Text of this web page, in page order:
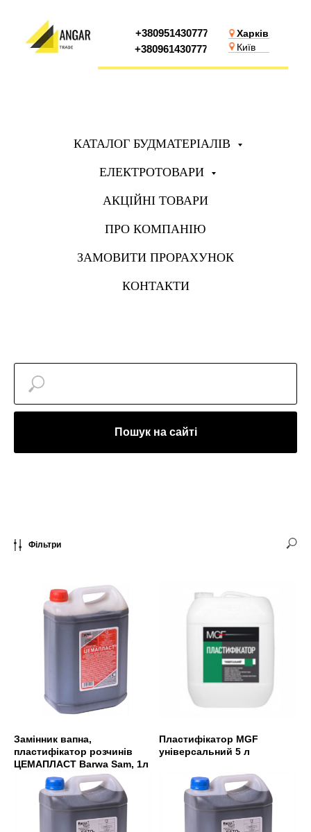
+380961430777
+380951430777
Харків
Київ
КАТАЛОГ БУДМАТЕРІАЛІВ
ЕЛЕКТРОТОВАРИ
АКЦІЙНІ ТОВАРИ
ПРО КОМПАНІЮ
ЗАМОВИТИ ПРОРАХУНОК
КОНТАКТИ
Пошук на сайті
Фільтри
Замінник вапна,
пластифікатор розчинів
ЦЕМАПЛАСТ Barwa Sam, 1л
Пластифікатор MGF
універсальний 5 л